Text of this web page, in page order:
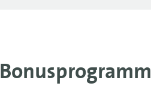
Bonusprogramm